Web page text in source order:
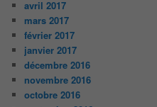
avril 2017
mars 2017
février 2017
janvier 2017
décembre 2016
novembre 2016
octobre 2016